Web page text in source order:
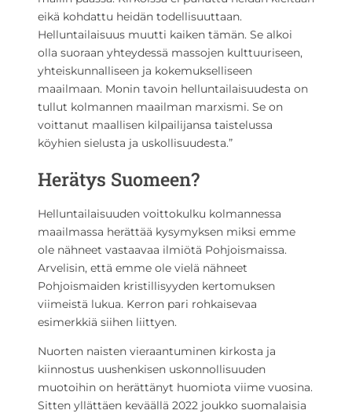
eikä kohdattu heidän todellisuuttaan.
Helluntailaisuus muutti kaiken tämän. Se alkoi
olla suoraan yhteydessä massojen kulttuuriseen,
yhteiskunnalliseen ja kokemukselliseen
maailmaan. Monin tavoin helluntailaisuudesta on
tullut kolmannen maailman marxismi. Se on
voittanut maallisen kilpailijansa taistelussa
köyhien sielusta ja uskollisuudesta.”
Herätys Suomeen?
Helluntailaisuuden voittokulku kolmannessa
maailmassa herättää kysymyksen miksi emme
ole nähneet vastaavaa ilmiötä Pohjoismaissa.
Arvelisin, että emme ole vielä nähneet
Pohjoismaiden kristillisyyden kertomuksen
viimeistä lukua. Kerron pari rohkaisevaa
esimerkkiä siihen liittyen.
Nuorten naisten vieraantuminen kirkosta ja
kiinnostus uushenkisen uskonnollisuuden
muotoihin on herättänyt huomiota viime vuosina.
Sitten yllättäen keväällä 2022 joukko suomalaisia